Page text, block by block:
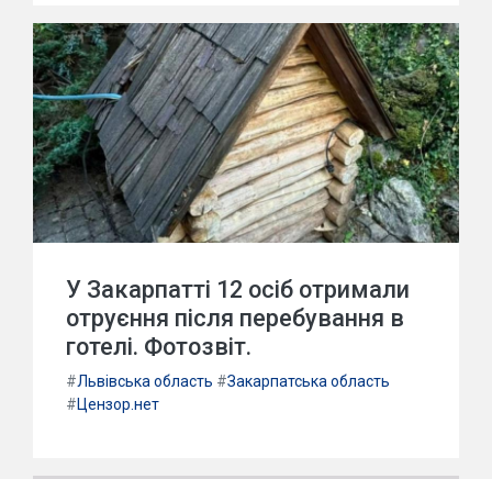
У Закарпатті 12 осіб отримали
отруєння після перебування в
готелі. Фотозвіт.
#Львівська область #Закарпатська область
#Цензор.нет